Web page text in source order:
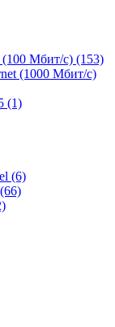
(100 Мбит/с) (153)
(1000 Мбит/с)
(1)
(6)
(66)